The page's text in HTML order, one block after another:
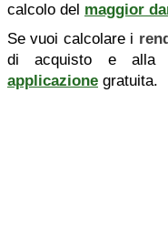
calcolo del maggior
Se vuoi calcolare i
di acquisto e alla
applicazione gratuita.